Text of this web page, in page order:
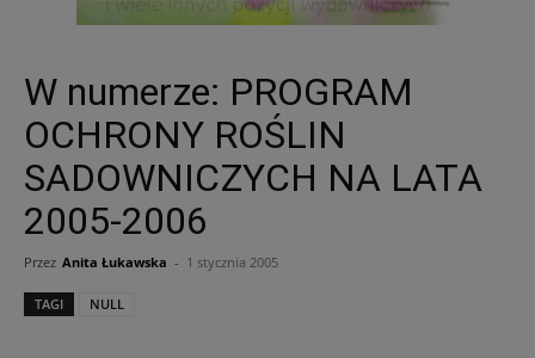
W numerze: PROGRAM
OCHRONY ROŚLIN
SADOWNICZYCH NA LATA
2005-2006
Przez Anita Łukawska - 1 stycznia 2005
TAGI NULL